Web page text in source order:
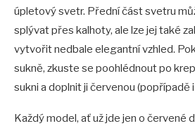
úpletový svetr. Přední část svetru
splývat přes kalhoty, ale lze jej také
vytvořit nedbale elegantní vzhled.
sukně, zkuste se poohlédnout po
sukni a doplnit ji červenou (popřípadě
Každý model, ať už jde jen o červené